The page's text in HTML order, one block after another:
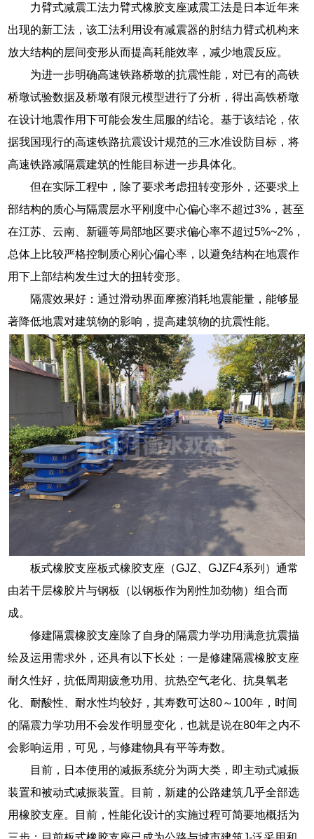
力臂式减震工法力臂式橡胶支座减震工法是日本近年来
出现的新工法，该工法利用设有减震器的肘结力臂式机构来
放大结构的层间变形从而提高耗能效率，减少地震反应。
为进一步明确高速铁路桥墩的抗震性能，对已有的高铁
桥墩试验数据及桥墩有限元模型进行了分析，得出高铁桥墩
在设计地震作用下可能会发生屈服的结论。基于该结论，依
据我国现行的高速铁路抗震设计规范的三水准设防目标，将
高速铁路减隔震建筑的性能目标进一步具体化。
但在实际工程中，除了要求考虑扭转变形外，还要求上
部结构的质心与隔震层水平刚度中心偏心率不超过3%，甚至
在江苏、云南、新疆等局部地区要求偏心率不超过5%~2%，
总体上比较严格控制质心刚心偏心率，以避免结构在地震作
用下上部结构发生过大的扭转变形。
隔震效果好：通过滑动界面摩擦消耗地震能量，能够显
著降低地震对建筑物的影响，提高建筑物的抗震性能。
板式橡胶支座板式橡胶支座（GJZ、GJZF4系列）通常
由若干层橡胶片与钢板（以钢板作为刚性加劲物）组合而
成。
修建隔震橡胶支座除了自身的隔震力学功用满意抗震描
绘及运用需求外，还具有以下长处：一是修建隔震橡胶支座
耐久性好，抗低周期疲惫功用、抗热空气老化、抗臭氧老
化、耐酸性、耐水性均较好，其寿数可达80～100年，时间
的隔震力学功用不会发作明显变化，也就是说在80年之内不
会影响运用，可见，与修建物具有平等寿数。
目前，日本使用的减振系统分为两大类，即主动式减振
装置和被动式减振装置。目前，新建的公路建筑几乎全部选
用橡胶支座。目前，性能化设计的实施过程可简要地概括为